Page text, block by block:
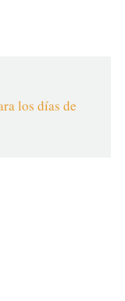
los días de